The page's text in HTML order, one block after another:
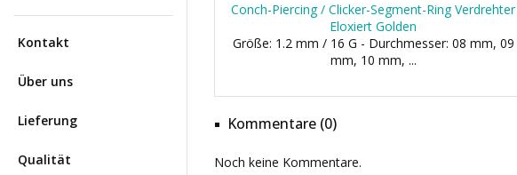
Kontakt
Über uns
Lieferung
Qualität
Conch-Piercing / Clicker-Segment-Ring Verdrehter
Eloxiert Golden
Größe: 1.2 mm / 16 G - Durchmesser: 08 mm, 09
mm, 10 mm, ...
Kommentare (0)
Noch keine Kommentare.